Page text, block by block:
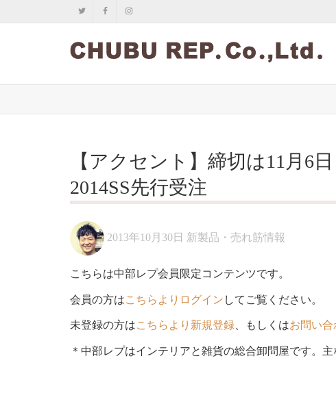
【アクセント】締切は11月6
2014SS先行受注
2013年10月30日 新製品・売れ筋情報
こちらは中部レプ会員限定コンテンツです。
会員の方はこちらよりログイン してご覧ください。
未登録の方はこちらより新規登録 、もしくはお問い合
＊中部レプはインテリアと雑貨の総合卸問屋です。主